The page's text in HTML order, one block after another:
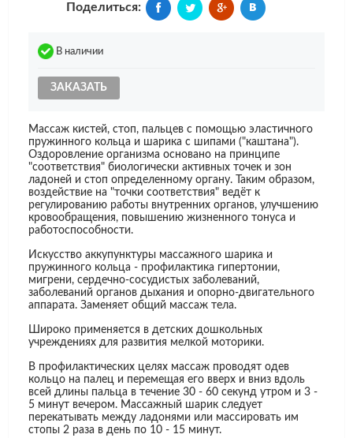
Поделиться:
В наличии
ЗАКАЗАТЬ
Массаж кистей, стоп, пальцев с помощью эластичного
пружинного кольца и шарика с шипами ("каштана").
Оздоровление организма основано на принципе
"соответствия" биологически активных точек и зон
ладоней и стоп определенному органу. Таким образом,
воздействие на "точки соответствия" ведёт к
регулированию работы внутренних органов, улучшению
кровообращения, повышению жизненного тонуса и
работоспособности.
Искусство аккупунктуры массажного шарика и
пружинного кольца - профилактика гипертонии,
мигрени, сердечно-сосудистых заболеваний,
заболеваний органов дыхания и опорно-двигательного
аппарата. Заменяет общий массаж тела.
Широко применяется в детских дошкольных
учреждениях для развития мелкой моторики.
В профилактических целях массаж проводят одев
кольцо на палец и перемещая его вверх и вниз вдоль
всей длины пальца в течение 30 - 60 секунд утром и 3 -
5 минут вечером. Массажный шарик следует
перекатывать между ладонями или массировать им
стопы 2 раза в день по 10 - 15 минут.